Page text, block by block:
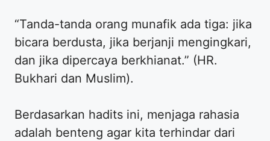
“Tanda-tanda orang munafik ada tiga: jika
bicara berdusta, jika berjanji mengingkari,
dan jika dipercaya berkhianat.” (HR.
Bukhari dan Muslim).
Berdasarkan hadits ini, menjaga rahasia
adalah benteng agar kita terhindar dari